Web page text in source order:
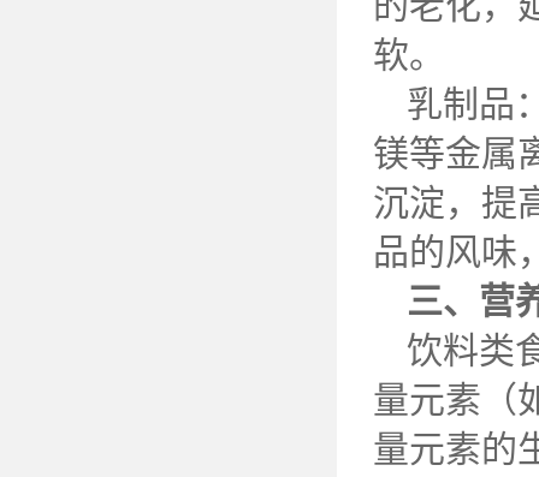
软。
乳制品
镁等金属
沉淀，提
品的风味
三、营
饮料类
量元素（
量元素的